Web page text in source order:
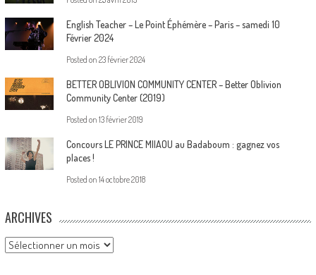
English Teacher – Le Point Éphémère – Paris – samedi 10
Février 2024
Posted on 23 février 2024
BETTER OBLIVION COMMUNITY CENTER – Better Oblivion
Community Center (2019)
Posted on 13 février 2019
Concours LE PRINCE MIIAOU au Badaboum : gagnez vos
places !
Posted on 14 octobre 2018
ARCHIVES
Archives